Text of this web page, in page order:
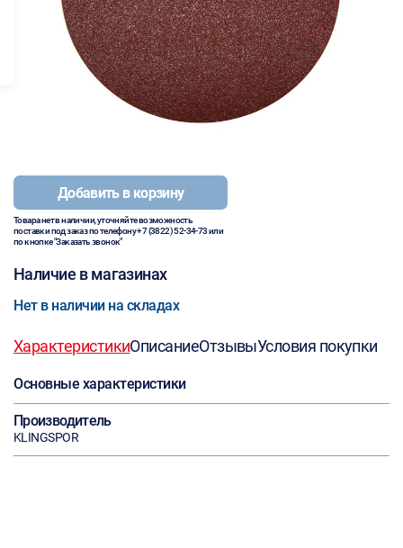
Добавить в корзину
Товара нет в наличии, уточняйте возможность
поставки под заказ по телефону+7 (3822) 52-34-73или
по кнопке "Заказать звонок"
Наличие в магазинах
Нет в наличии на складах
ХарактеристикиОписаниеОтзывыУсловия покупки
Основные характеристики
Производитель
KLINGSPOR